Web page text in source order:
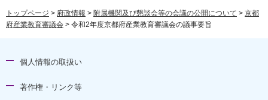
トップページ > 府政情報 > 附属機関及び懇談会等の会議の公開について > 京都
府産業教育審議会 > 令和2年度京都府産業教育審議会の議事要旨
個人情報の取扱い
著作権・リンク等